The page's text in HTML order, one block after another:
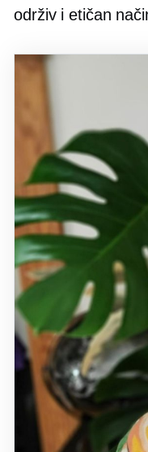
održiv i etičan